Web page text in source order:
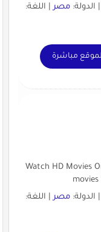
مصر| اللغة:
مباشرة
Watch HD Movies
مصر| اللغة: